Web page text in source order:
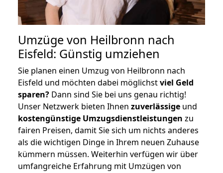
Umzüge von Heilbronn nach
Eisfeld: Günstig umziehen
Sie planen einen Umzug von Heilbronn nach
Eisfeld und möchten dabei möglichstviel Geld
sparen? Dann sind Sie bei uns genau richtig!
Unser Netzwerk bieten Ihnen zuverlässige und
kostengünstige Umzugsdienstleistungen zu
fairen Preisen, damit Sie sich um nichts anderes
als die wichtigen Dinge in Ihrem neuen Zuhause
kümmern müssen. Weiterhin verfügen wir über
umfangreiche Erfahrung mit Umzügen von